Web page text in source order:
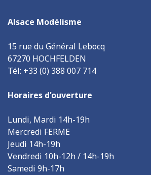
Alsace Modélisme
15 rue du Général Lebocq
67270 HOCHFELDEN
Tél: +33 (0) 388 007 714
Horaires d'ouverture
Lundi, Mardi 14h-19h
Mercredi FERME
Jeudi 14h-19h
Vendredi 10h-12h / 14h-19h
Samedi 9h-17h